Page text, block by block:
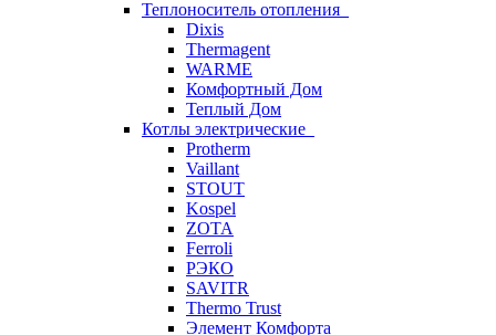
Теплоноситель отопления
Dixis
Thermagent
WARME
Комфортный Дом
Теплый Дом
Котлы электрические
Protherm
Vaillant
STOUT
Kospel
ZOTA
Ferroli
РЭКО
SAVITR
Thermo Trust
Элемент Комфорта